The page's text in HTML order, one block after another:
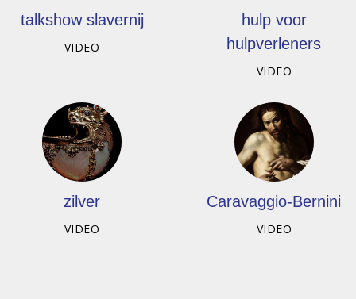
talkshow slavernij
VIDEO
hulp voor
hulpverleners
VIDEO
zilver
VIDEO
Caravaggio-Bernini
VIDEO